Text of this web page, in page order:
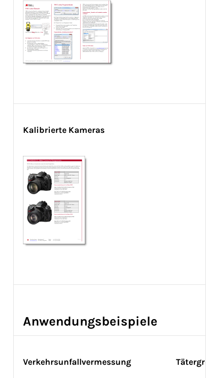
Kalibrierte Kameras
Anwendungsbeispiele
Verkehrsunfallvermessung